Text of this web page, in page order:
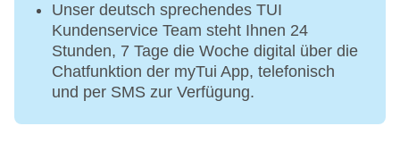
Unser deutsch sprechendes TUI
Kundenservice Team steht Ihnen 24
Stunden, 7 Tage die Woche digital über die
Chatfunktion der myTui App, telefonisch
und per SMS zur Verfügung.